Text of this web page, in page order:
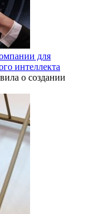
для
интеллекта
о создании